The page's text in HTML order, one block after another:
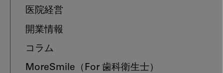
医院経営
開業情報
コラム
MoreSmile （For 歯科衛生士）